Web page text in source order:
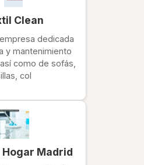
Clean
dedicada
y mantenimiento
como de sofás,
col
Hogar Madrid